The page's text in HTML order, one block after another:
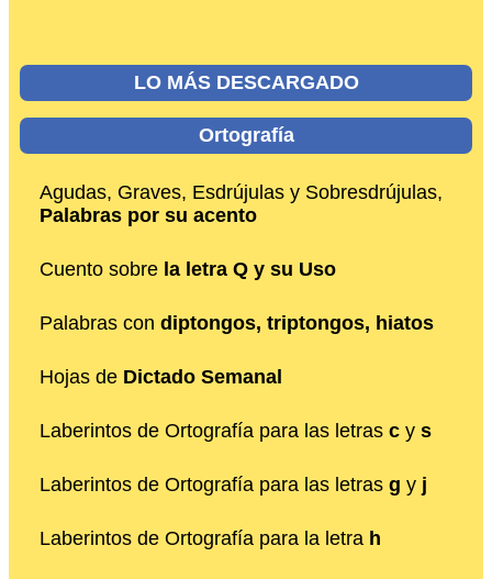
LO MÁS DESCARGADO
Ortografía
Agudas, Graves, Esdrújulas y Sobresdrújulas,
Palabras por su acento
Cuento sobre la letra Q y su Uso
Palabras con diptongos, triptongos, hiatos
Hojas de Dictado Semanal
Laberintos de Ortografía para las letras c y s
Laberintos de Ortografía para las letras g y j
Laberintos de Ortografía para la letra h